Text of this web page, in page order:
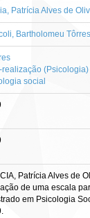
Patrícia Alves de
Bartholomeu Tôrres
realização (Psicologia)
social
Patrícia Alves de
de uma escala
em Psicologia